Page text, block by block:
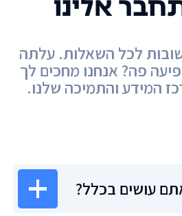
עושים בכלל?
אלינו
לכל השאלות. עלתה
פה? אנחנו מחכים לך
המידע והתמיכה שלנו.